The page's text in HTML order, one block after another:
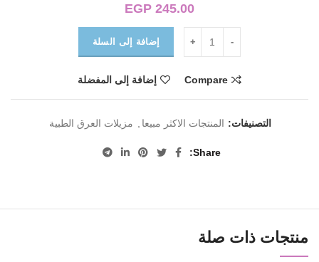
EGP 245.00
إضافة إلى السلة
Compare إضافة إلى المفضلة
التصنيفات: المنتجات الاكثر مبيعا مزيلات العرق الطبية
Share
منتجات ذات صلة